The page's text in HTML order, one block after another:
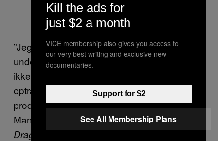
”Jeg er pænt tilfreds medDrag Racesom et
underholdningsprogram, men det afspejler
ikke, hvordan ”normale” drag queens
optræder. Der er jo helt andre elementer i at
producere et TV-show end et drag show.
Mange af de udfordringer de bliver sat på i
Drag Race, er jo slet ikke noget, som
Kill the ads for
just $2 a month
VICE membership also gives you access to
our very best writing and exclusive new
documentaries.
Support for $2
See All Membership Plans